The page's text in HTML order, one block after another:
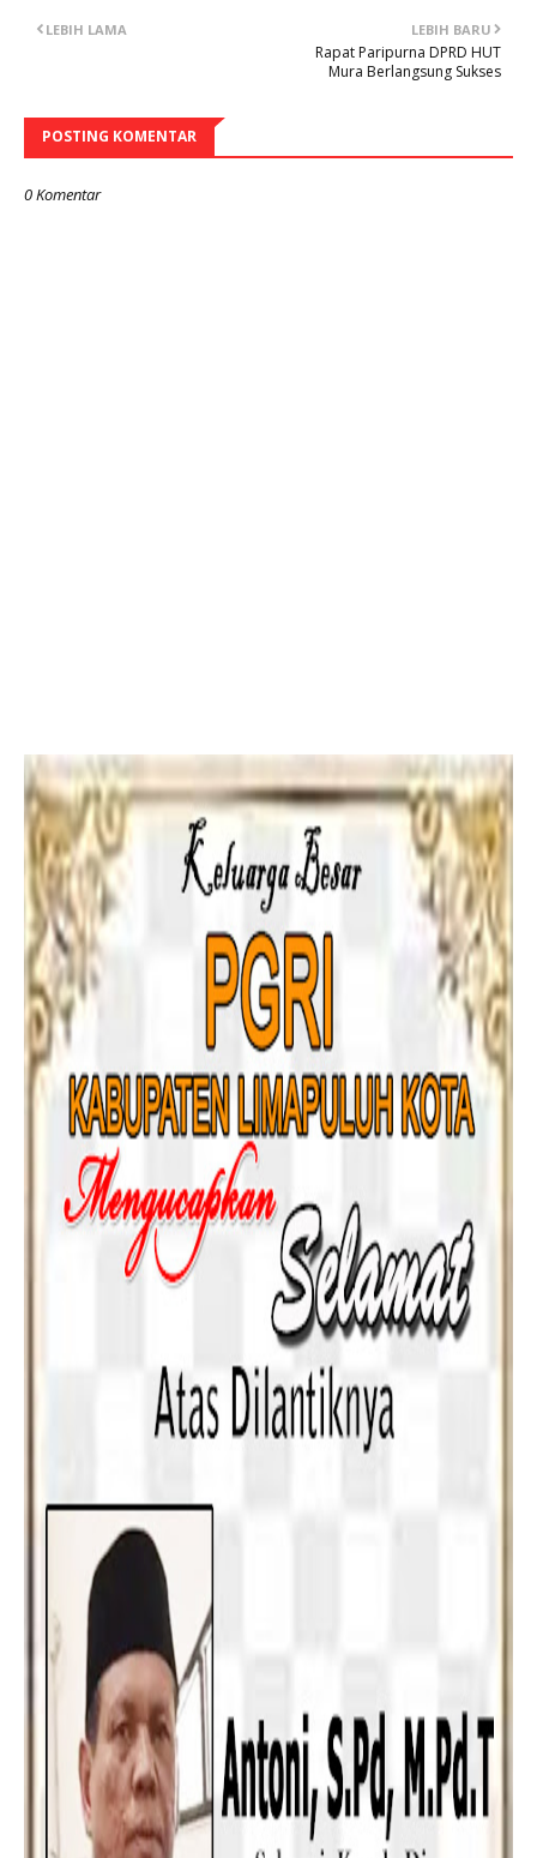
LEBIH BARU
Rapat Paripurna DPRD HUT
Mura Berlangsung Sukses
LEBIH LAMA
POSTING KOMENTAR
0 Komentar